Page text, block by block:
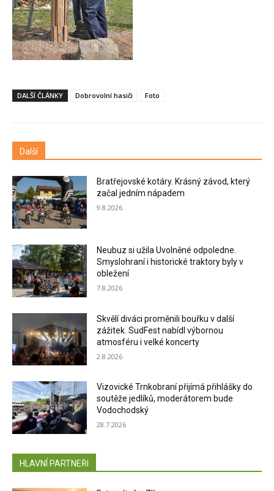
DALŠÍ ČLÁNKY Dobrovolní hasiči Foto
Další
Bratřejovské kotáry. Krásný závod, který
začal jedním nápadem
9.8.2026
Neubuz si užila Uvolněné odpoledne.
Smyslohraní i historické traktory byly v
obležení
7.8.2026
Skvělí diváci proměnili bouřku v další
zážitek. SudFest nabídl výbornou
atmosféru i velké koncerty
2.8.2026
Vizovické Trnkobraní přijímá přihlášky do
soutěže jedlíků, moderátorem bude
Vodochodský
28.7.2026
HLAVNÍ PARTNEŘI